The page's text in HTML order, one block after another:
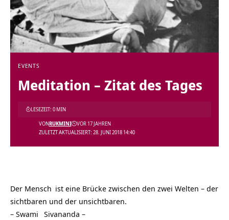
EVENTS
Meditation – Zitat des Tages
ZULETZT AKTUALISIERT: 28. JUNI 2018 14:40
VONRUKMINI VOR 17 JAHREN
LESEZEIT: 0 MIN
Der Mensch ist eine Brücke zwischen den zwei Welten – der
sichtbaren und der unsichtbaren.
– Swami Sivananda –